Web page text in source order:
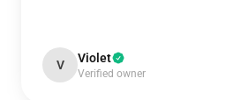
V Violet
Verified owner